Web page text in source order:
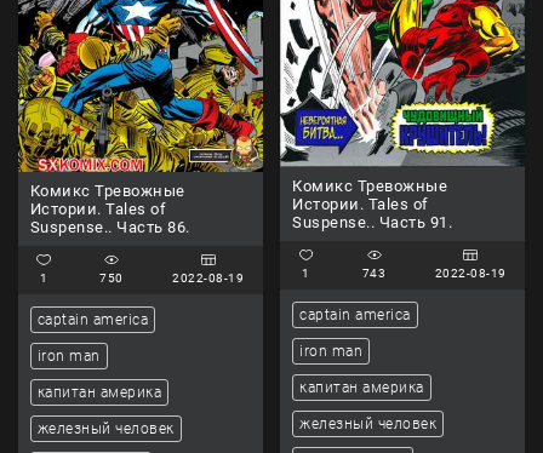
Комикс Тревожные
Истории. Tales of
Suspense.. Часть 86.
1 750 2022-08-19
captain america
iron man
капитан америка
железный человек
Комикс Тревожные
Истории. Tales of
Suspense.. Часть 91.
1 743 2022-08-19
captain america
iron man
капитан америка
железный человек